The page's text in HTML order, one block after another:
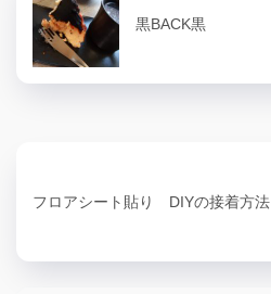
黒BACK黒
フロアシート貼り DIYの接着方法